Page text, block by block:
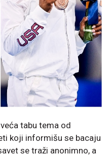
tabu tema od
koji informišu se bacaju
se traži anonimno, a